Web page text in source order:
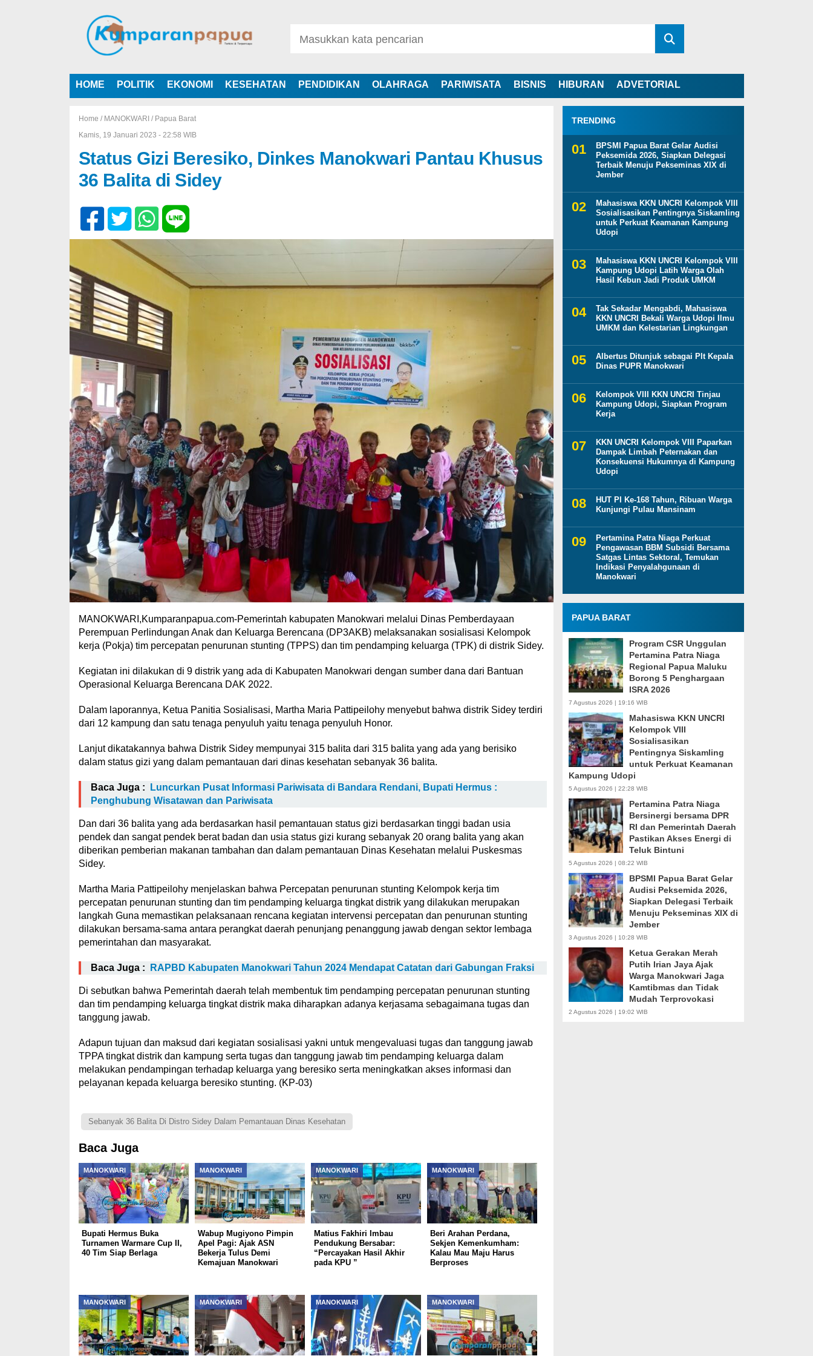
HOME POLITIK EKONOMI KESEHATAN PENDIDIKAN OLAHRAGA PARIWISATA BISNIS HIBURAN ADVETORIAL
Home / MANOKWARI / Papua Barat
Kamis, 19 Januari 2023 - 22:58 WIB
Status Gizi Beresiko, Dinkes Manokwari Pantau Khusus
36 Balita di Sidey
MANOKWARI,Kumparanpapua.com-Pemerintah kabupaten Manokwari melalui Dinas Pemberdayaan
Perempuan Perlindungan Anak dan Keluarga Berencana (DP3AKB) melaksanakan sosialisasi Kelompok
kerja (Pokja) tim percepatan penurunan stunting (TPPS) dan tim pendamping keluarga (TPK) di distrik Sidey.
Kegiatan ini dilakukan di 9 distrik yang ada di Kabupaten Manokwari dengan sumber dana dari Bantuan
Operasional Keluarga Berencana DAK 2022.
Dalam laporannya, Ketua Panitia Sosialisasi, Martha Maria Pattipeilohy menyebut bahwa distrik Sidey terdiri
dari 12 kampung dan satu tenaga penyuluh yaitu tenaga penyuluh Honor.
Lanjut dikatakannya bahwa Distrik Sidey mempunyai 315 balita dari 315 balita yang ada yang berisiko
dalam status gizi yang dalam pemantauan dari dinas kesehatan sebanyak 36 balita.
Baca Juga :
Luncurkan Pusat Informasi Pariwisata di Bandara Rendani, Bupati Hermus :
Penghubung Wisatawan dan Pariwisata
Dan dari 36 balita yang ada berdasarkan hasil pemantauan status gizi berdasarkan tinggi badan usia
pendek dan sangat pendek berat badan dan usia status gizi kurang sebanyak 20 orang balita yang akan
diberikan pemberian makanan tambahan dan dalam pemantauan Dinas Kesehatan melalui Puskesmas
Sidey.
Martha Maria Pattipeilohy menjelaskan bahwa Percepatan penurunan stunting Kelompok kerja tim
percepatan penurunan stunting dan tim pendamping keluarga tingkat distrik yang dilakukan merupakan
langkah Guna memastikan pelaksanaan rencana kegiatan intervensi percepatan dan penurunan stunting
dilakukan bersama-sama antara perangkat daerah penunjang penanggung jawab dengan sektor lembaga
pemerintahan dan masyarakat.
Baca Juga : RAPBD Kabupaten Manokwari Tahun 2024 Mendapat Catatan dari Gabungan Fraksi
Di sebutkan bahwa Pemerintah daerah telah membentuk tim pendamping percepatan penurunan stunting
dan tim pendamping keluarga tingkat distrik maka diharapkan adanya kerjasama sebagaimana tugas dan
tanggung jawab.
Adapun tujuan dan maksud dari kegiatan sosialisasi yakni untuk mengevaluasi tugas dan tanggung jawab
TPPA tingkat distrik dan kampung serta tugas dan tanggung jawab tim pendamping keluarga dalam
melakukan pendampingan terhadap keluarga yang beresiko serta meningkatkan akses informasi dan
pelayanan kepada keluarga beresiko stunting. (KP-03)
Sebanyak 36 Balita Di Distro Sidey Dalam Pemantauan Dinas Kesehatan
Baca Juga
MANOKWARI
Bupati Hermus Buka
Turnamen Warmare Cup II,
40 Tim Siap Berlaga
MANOKWARI
Wabup Mugiyono Pimpin
Apel Pagi: Ajak ASN
Bekerja Tulus Demi
Kemajuan Manokwari
MANOKWARI
Matius Fakhiri Imbau
Pendukung Bersabar:
“Percayakan Hasil Akhir
pada KPU ”
MANOKWARI
Beri Arahan Perdana,
Sekjen Kemenkumham:
Kalau Mau Maju Harus
Berproses
MANOKWARI MANOKWARI MANOKWARI MANOKWARI
TRENDING
BPSMI Papua Barat Gelar Audisi
Peksemida 2026, Siapkan Delegasi
Terbaik Menuju Pekseminas XIX di
Jember
Mahasiswa KKN UNCRI Kelompok VIII
Sosialisasikan Pentingnya Siskamling
untuk Perkuat Keamanan Kampung
Udopi
Mahasiswa KKN UNCRI Kelompok VIII
Kampung Udopi Latih Warga Olah
Hasil Kebun Jadi Produk UMKM
Tak Sekadar Mengabdi, Mahasiswa
KKN UNCRI Bekali Warga Udopi Ilmu
UMKM dan Kelestarian Lingkungan
Albertus Ditunjuk sebagai Plt Kepala
Dinas PUPR Manokwari
Kelompok VIII KKN UNCRI Tinjau
Kampung Udopi, Siapkan Program
Kerja
KKN UNCRI Kelompok VIII Paparkan
Dampak Limbah Peternakan dan
Konsekuensi Hukumnya di Kampung
Udopi
HUT PI Ke-168 Tahun, Ribuan Warga
Kunjungi Pulau Mansinam
Pertamina Patra Niaga Perkuat
Pengawasan BBM Subsidi Bersama
Satgas Lintas Sektoral, Temukan
Indikasi Penyalahgunaan di
Manokwari
PAPUA BARAT
Program CSR Unggulan
Pertamina Patra Niaga
Regional Papua Maluku
Borong 5 Penghargaan
ISRA 2026
7 Agustus 2026 | 19:16 WIB
Mahasiswa KKN UNCRI
Kelompok VIII
Sosialisasikan
Pentingnya Siskamling
untuk Perkuat Keamanan
Kampung Udopi
5 Agustus 2026 | 22:28 WIB
Pertamina Patra Niaga
Bersinergi bersama DPR
RI dan Pemerintah Daerah
Pastikan Akses Energi di
Teluk Bintuni
5 Agustus 2026 | 08:22 WIB
BPSMI Papua Barat Gelar
Audisi Peksemida 2026,
Siapkan Delegasi Terbaik
Menuju Pekseminas XIX di
Jember
3 Agustus 2026 | 10:28 WIB
Ketua Gerakan Merah
Putih Irian Jaya Ajak
Warga Manokwari Jaga
Kamtibmas dan Tidak
Mudah Terprovokasi
2 Agustus 2026 | 19:02 WIB